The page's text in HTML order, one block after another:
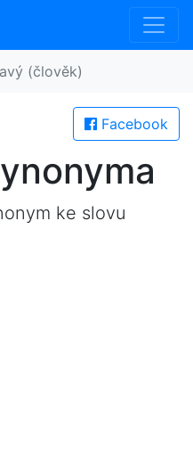
(člověk)
Facebook
ke slovu